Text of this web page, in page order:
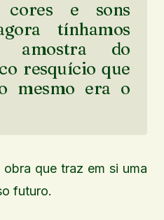
cores e sons
tínhamos
amostra do
resquício que
mesmo era o
que traz em si uma
futuro.